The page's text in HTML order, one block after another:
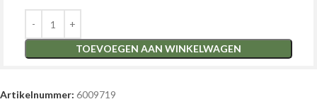
TOEVOEGEN AAN WINKELWAGEN
Artikelnummer: 6009719